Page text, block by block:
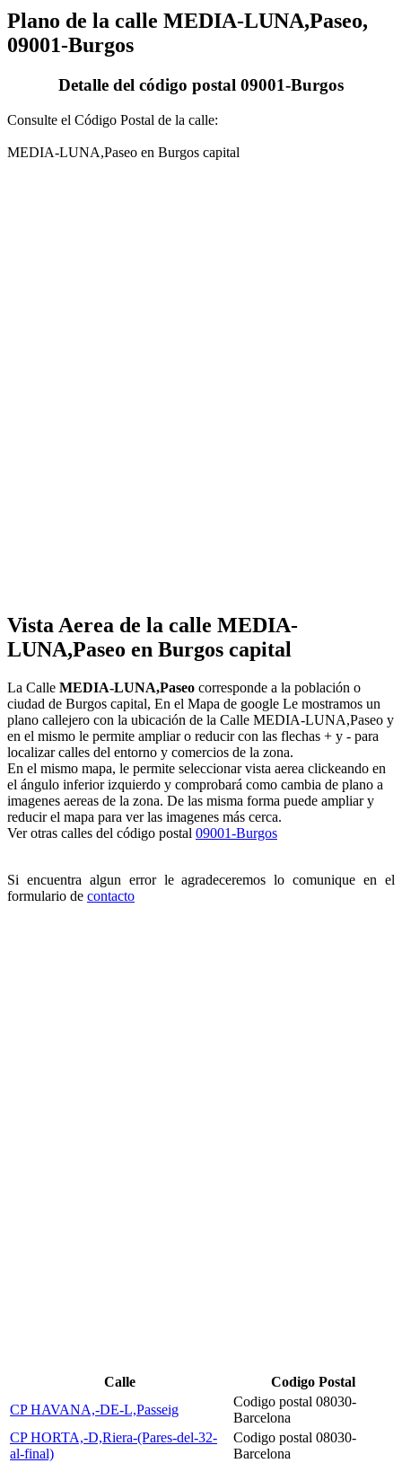
Plano de la calle MEDIA-LUNA,Paseo,
09001-Burgos
Detalle del código postal 09001-Burgos
Consulte el Código Postal de la calle:
MEDIA-LUNA,Paseo en Burgos capital
Vista Aerea de la calle MEDIA-
LUNA,Paseo en Burgos capital
La Calle MEDIA-LUNA,Paseo corresponde a la población o
ciudad de Burgos capital, En el Mapa de google Le mostramos un
plano callejero con la ubicación de la Calle MEDIA-LUNA,Paseo y
en el mismo le permite ampliar o reducir con las flechas + y - para
localizar calles del entorno y comercios de la zona.
En el mismo mapa, le permite seleccionar vista aerea clickeando en
el ángulo inferior izquierdo y comprobará como cambia de plano a
imagenes aereas de la zona. De las misma forma puede ampliar y
reducir el mapa para ver las imagenes más cerca.
Ver otras calles del código postal 09001-Burgos
Si encuentra algun error le agradeceremos lo comunique en el
formulario de contacto
Calle
Codigo Postal
CP HAVANA,-DE-L,Passeig
Codigo postal 08030-
Barcelona
CP HORTA,-D,Riera-(Pares-del-32-
al-final)
Codigo postal 08030-
Barcelona